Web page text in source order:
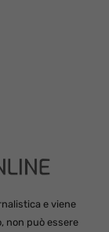
e viene
non può essere